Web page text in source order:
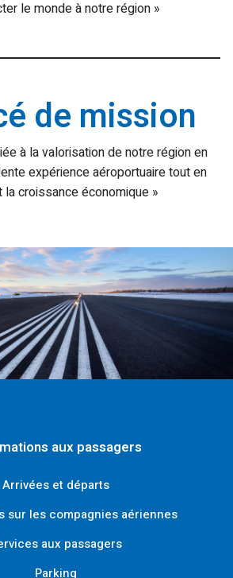
le monde à notre région »
de mission
à la valorisation de notre région en
expérience aéroportuaire tout en
la croissance économique »
aux passagers
Arrivées et départs
sur les compagnies aériennes
aux passagers
Parking